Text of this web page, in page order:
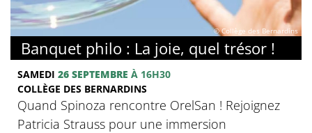
© Collège des Bernardins
Banquet philo : La joie, quel trésor !
SAMEDI 26 SEPTEMBRE À 16H30
COLLÈGE DES BERNARDINS
Quand Spinoza rencontre OrelSan ! Rejoignez
Patricia Strauss pour une immersion